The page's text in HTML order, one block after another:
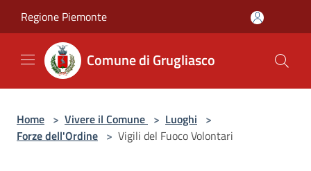
Regione Piemonte
Comune di Grugliasco
Home > Vivere il Comune > Luoghi >
Forze dell'Ordine > Vigili del Fuoco Volontari